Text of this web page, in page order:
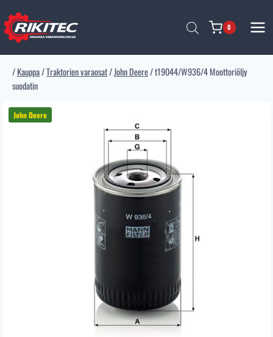
sisältöön
0
/Kauppa/Traktorien varaosat/John Deere/t19044/W936/4 Moottoriöljy
suodatin